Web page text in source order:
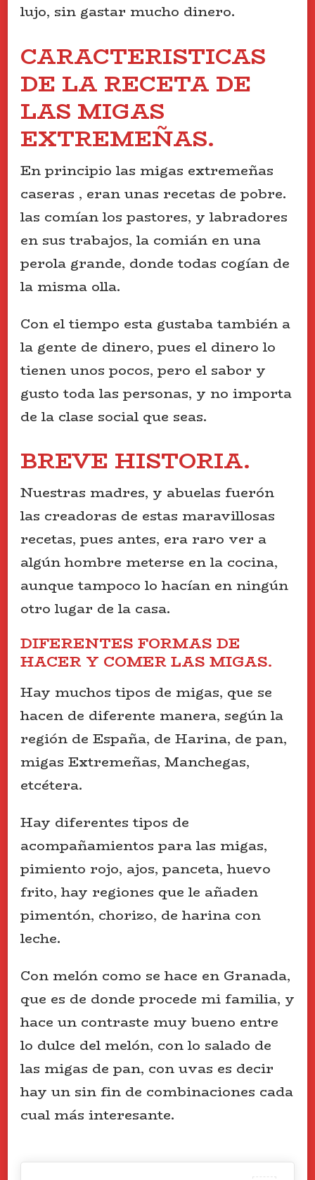
lujo, sin gastar mucho dinero.
CARACTERISTICAS
DE LA RECETA DE
LAS MIGAS
EXTREMEÑAS.
En principio las migas extremeñas
caseras , eran unas recetas de pobre.
las comían los pastores, y labradores
en sus trabajos, la comián en una
perola grande, donde todas cogían de
la misma olla.
Con el tiempo esta gustaba también a
la gente de dinero, pues el dinero lo
tienen unos pocos, pero el sabor y
gusto toda las personas, y no importa
de la clase social que seas.
BREVE HISTORIA.
Nuestras madres, y abuelas fuerón
las creadoras de estas maravillosas
recetas, pues antes, era raro ver a
algún hombre meterse en la cocina,
aunque tampoco lo hacían en ningún
otro lugar de la casa.
DIFERENTES FORMAS DE
HACER Y COMER LAS MIGAS.
Hay muchos tipos de migas, que se
hacen de diferente manera, según la
región de España, de Harina, de pan,
migas Extremeñas, Manchegas,
etcétera.
Hay diferentes tipos de
acompañamientos para las migas,
pimiento rojo, ajos, panceta, huevo
frito, hay regiones que le añaden
pimentón, chorizo, de harina con
leche.
Con melón como se hace en Granada,
que es de donde procede mi familia, y
hace un contraste muy bueno entre
lo dulce del melón, con lo salado de
las migas de pan, con uvas es decir
hay un sin fin de combinaciones cada
cual más interesante.